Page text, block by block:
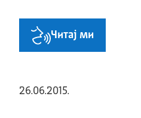
Читај ми
26.06.2015.